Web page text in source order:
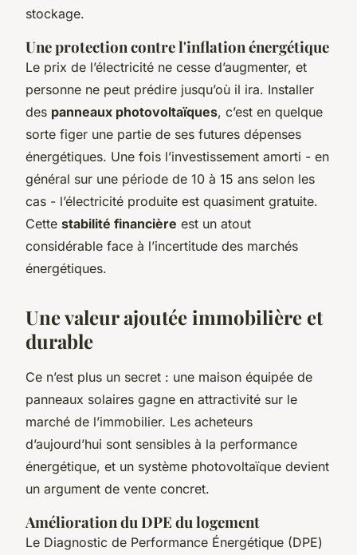
stockage.
Une protection contre l'inflation énergétique
Le prix de l’électricité ne cesse d’augmenter, et
personne ne peut prédire jusqu’où il ira. Installer
des panneaux photovoltaïques, c’est en quelque
sorte figer une partie de ses futures dépenses
énergétiques. Une fois l’investissement amorti - en
général sur une période de 10 à 15 ans selon les
cas - l’électricité produite est quasiment gratuite.
Cette stabilité financière est un atout
considérable face à l’incertitude des marchés
énergétiques.
Une valeur ajoutée immobilière et
durable
Ce n’est plus un secret : une maison équipée de
panneaux solaires gagne en attractivité sur le
marché de l’immobilier. Les acheteurs
d’aujourd’hui sont sensibles à la performance
énergétique, et un système photovoltaïque devient
un argument de vente concret.
Amélioration du DPE du logement
Le Diagnostic de Performance Énergétique (DPE)